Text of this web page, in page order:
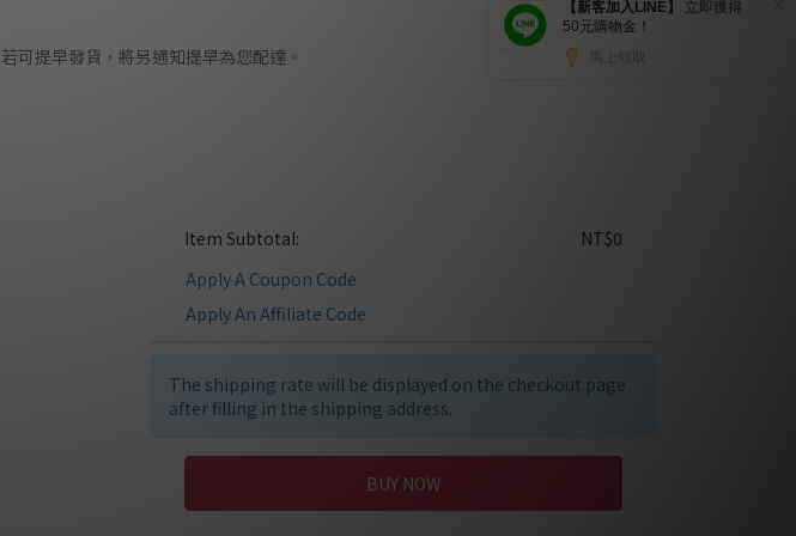
可提早發貨，將另通知提早為您配達。
Item Subtotal:
NT$0
Apply A Coupon Code
Apply An Affiliate Code
The shipping rate will be displayed on the checkout page
after filling in the shipping address.
BUY NOW